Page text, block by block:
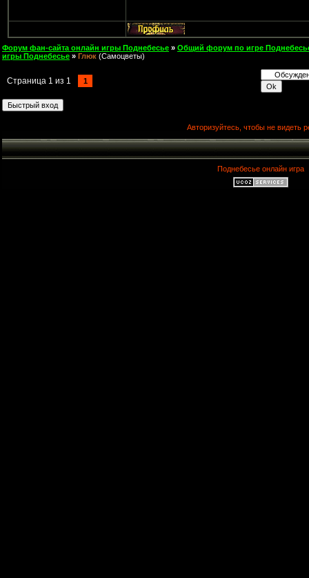
Форум фан-сайта онлайн игры Поднебесье » Общий форум по игре
игры Поднебесье » Глюк (Самоцветы)
Страница 1 из 1 1
Авторизуйтесь, чтобы не видеть
Поднебесье онлайн игра